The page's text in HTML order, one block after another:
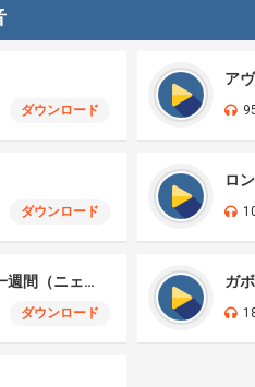
ダウンロード
ア
ダウンロード
ロ
ロシア民謡：一週間（ニェジェーリカ）
ダウンロード